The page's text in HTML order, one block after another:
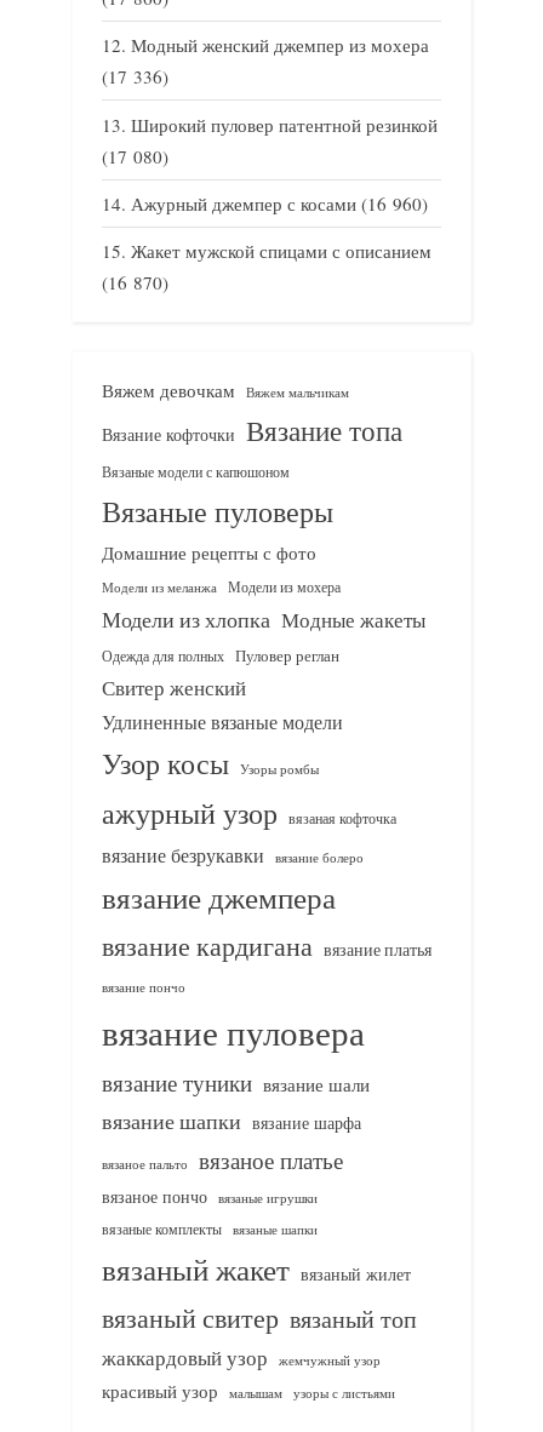
Модный женский джемпер из мохера
(17 336)
Широкий пуловер патентной резинкой
(17 080)
Ажурный джемпер с косами (16 960)
Жакет мужской спицами с описанием
(16 870)
Вяжем девочкам Вяжем мальчикам
Вязание кофточки Вязание топа
Вязаные модели с капюшоном
Вязаные пуловеры
Домашние рецепты с фото
Модели из меланжа Модели из мохера
Модели из хлопка Модные жакеты
Одежда для полных Пуловер реглан
Свитер женский
Удлиненные вязаные модели
Узор косы Узоры ромбы
ажурный узор вязаная кофточка
вязание безрукавки вязание болеро
вязание джемпера
вязание кардигана вязание платья
вязание пончо
вязание пуловера
вязание туники вязание шали
вязание шапки вязание шарфа
вязаное пальто вязаное платье
вязаное пончо вязаные игрушки
вязаные комплекты
вязаные шапки
вязаный жакет вязаный жилет
вязаный свитер вязаный топ
жаккардовый узор жемчужный узор
красивый узор малышам узоры с листьями